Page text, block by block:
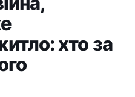
хто за